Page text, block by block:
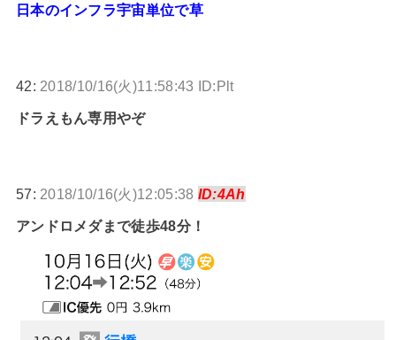
日本のインフラ宇宙単位で草
42: 2018/10/16(火)11:58:43 ID:Plt
ドラえもん専用やぞ
57: 2018/10/16(火)12:05:38 ID:4Ah
アンドロメダまで徒歩48分！